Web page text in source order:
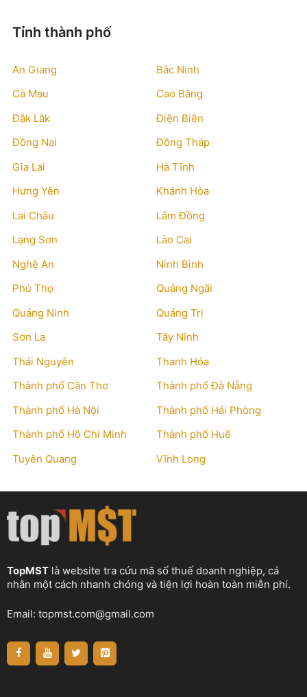
Tỉnh thành phố
An Giang
Bắc Ninh
Cà Mau
Cao Bằng
Đắk Lắk
Điện Biên
Đồng Nai
Đồng Tháp
Gia Lai
Hà Tĩnh
Hưng Yên
Khánh Hòa
Lai Châu
Lâm Đồng
Lạng Sơn
Lào Cai
Nghệ An
Ninh Bình
Phú Thọ
Quảng Ngãi
Quảng Ninh
Quảng Trị
Sơn La
Tây Ninh
Thái Nguyên
Thanh Hóa
Thành phố Cần Thơ
Thành phố Đà Nẵng
Thành phố Hà Nội
Thành phố Hải Phòng
Thành phố Hồ Chí Minh
Thành phố Huế
Tuyên Quang
Vĩnh Long
TopMST là website tra cứu mã số thuế doanh nghiệp, cá
nhân một cách nhanh chóng và tiện lợi hoàn toàn miễn phí.
Email: topmst.com@gmail.com